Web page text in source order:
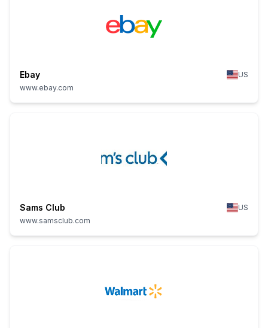
Ebay
US
www.ebay.com
Sams Club
US
www.samsclub.com